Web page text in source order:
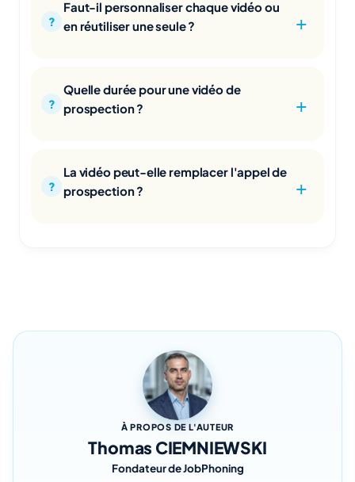
Faut-il personnaliser chaque vidéo ou
en réutiliser une seule ?
Quelle durée pour une vidéo de
prospection ?
La vidéo peut-elle remplacer l'appel de
prospection ?
À PROPOS DE L'AUTEUR
Thomas CIEMNIEWSKI
Fondateur de JobPhoning